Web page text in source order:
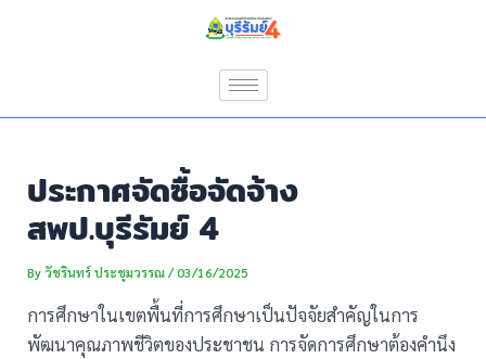
ประกาศจัดซื้อจัดจ้าง
สพป.บุรีรัมย์ 4
Byวัชรินทร์ ประชุมวรรณ/03/16/2025
การศึกษาในเขตพื้นที่การศึกษาเป็นปัจจัยสำคัญในการ
พัฒนาคุณภาพชีวิตของประชาชน การจัดการศึกษาต้องคำนึง